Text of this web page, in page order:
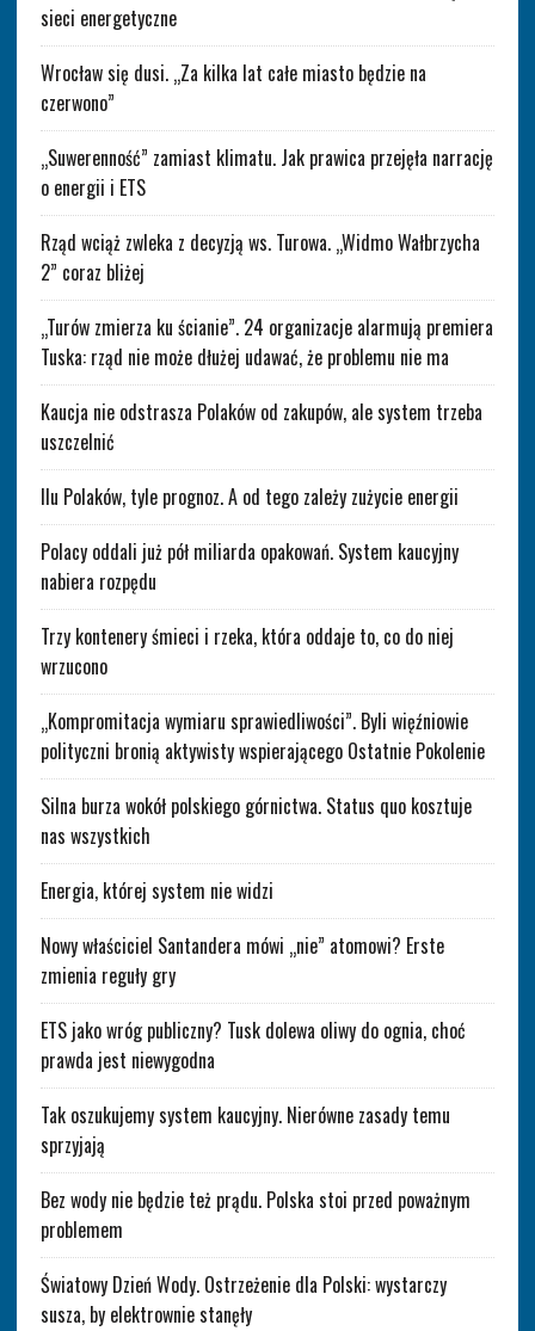
sieci energetyczne
Wrocław się dusi. „Za kilka lat całe miasto będzie na
czerwono”
„Suwerenność” zamiast klimatu. Jak prawica przejęła narrację
o energii i ETS
Rząd wciąż zwleka z decyzją ws. Turowa. „Widmo Wałbrzycha
2” coraz bliżej
„Turów zmierza ku ścianie”. 24 organizacje alarmują premiera
Tuska: rząd nie może dłużej udawać, że problemu nie ma
Kaucja nie odstrasza Polaków od zakupów, ale system trzeba
uszczelnić
Ilu Polaków, tyle prognoz. A od tego zależy zużycie energii
Polacy oddali już pół miliarda opakowań. System kaucyjny
nabiera rozpędu
Trzy kontenery śmieci i rzeka, która oddaje to, co do niej
wrzucono
„Kompromitacja wymiaru sprawiedliwości”. Byli więźniowie
polityczni bronią aktywisty wspierającego Ostatnie Pokolenie
Silna burza wokół polskiego górnictwa. Status quo kosztuje
nas wszystkich
Energia, której system nie widzi
Nowy właściciel Santandera mówi „nie” atomowi? Erste
zmienia reguły gry
ETS jako wróg publiczny? Tusk dolewa oliwy do ognia, choć
prawda jest niewygodna
Tak oszukujemy system kaucyjny. Nierówne zasady temu
sprzyjają
Bez wody nie będzie też prądu. Polska stoi przed poważnym
problemem
Światowy Dzień Wody. Ostrzeżenie dla Polski: wystarczy
susza, by elektrownie stanęły